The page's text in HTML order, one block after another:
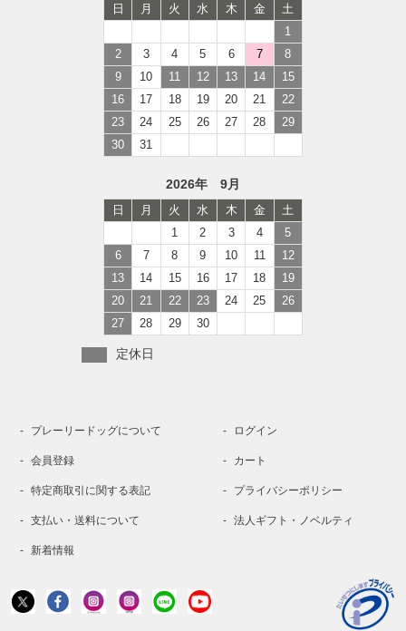
日 月 火 水 木 金
土
1
2
3 4 5 6 7
8
9
10 11 12 13 14
15
16
17 18 19 20 21
22
23
24 25 26 27 28
29
30
31
2026年 9月
日 月 火 水 木 金
土
1
2 3 4
5
6
7 8 9 10 11
12
13
14 15 16 17 18
19
20
21 22 23 24 25
26
27
28 29 30
定休日
プレーリードッグについて ログイン
会員登録 カート
特定商取引に関する表記 プライバシーポリシー
支払い・送料について 法人ギフト・ノベルティ
新着情報